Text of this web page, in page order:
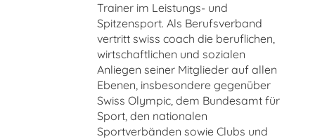
Trainer im Leistungs- und
Spitzensport. Als Berufsverband
vertritt swiss coach die beruflichen,
wirtschaftlichen und sozialen
Anliegen seiner Mitglieder auf allen
Ebenen, insbesondere gegenüber
Swiss Olympic, dem Bundesamt für
Sport, den nationalen
Sportverbänden sowie Clubs und